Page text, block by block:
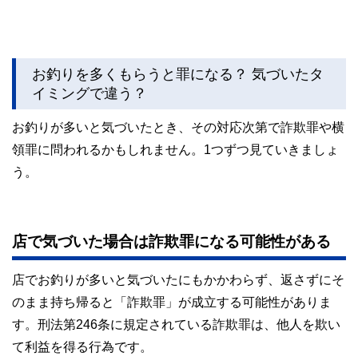
お釣りを多くもらうと罪になる？ 気づいたタ
イミングで違う？
お釣りが多いと気づいたとき、その対応次第で詐欺罪や横
領罪に問われるかもしれません。1つずつ見ていきましょ
う。
店で気づいた場合は詐欺罪になる可能性がある
店でお釣りが多いと気づいたにもかかわらず、返さずにそ
のまま持ち帰ると「詐欺罪」が成立する可能性がありま
す。刑法第246条に規定されている詐欺罪は、他人を欺い
て利益を得る行為です。